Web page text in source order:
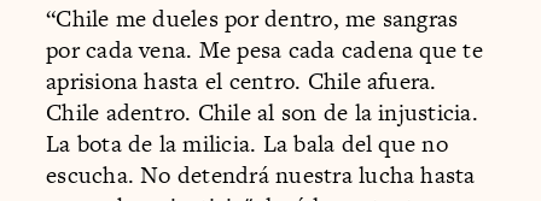
“Chile me dueles por dentro, me sangras
por cada vena. Me pesa cada cadena que te
aprisiona hasta el centro. Chile afuera.
Chile adentro. Chile al son de la injusticia.
La bota de la milicia. La bala del que no
escucha. No detendrá nuestra lucha hasta